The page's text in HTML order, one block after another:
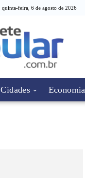
quinta-feira, 6 de agosto de 2026
Cidades Economia